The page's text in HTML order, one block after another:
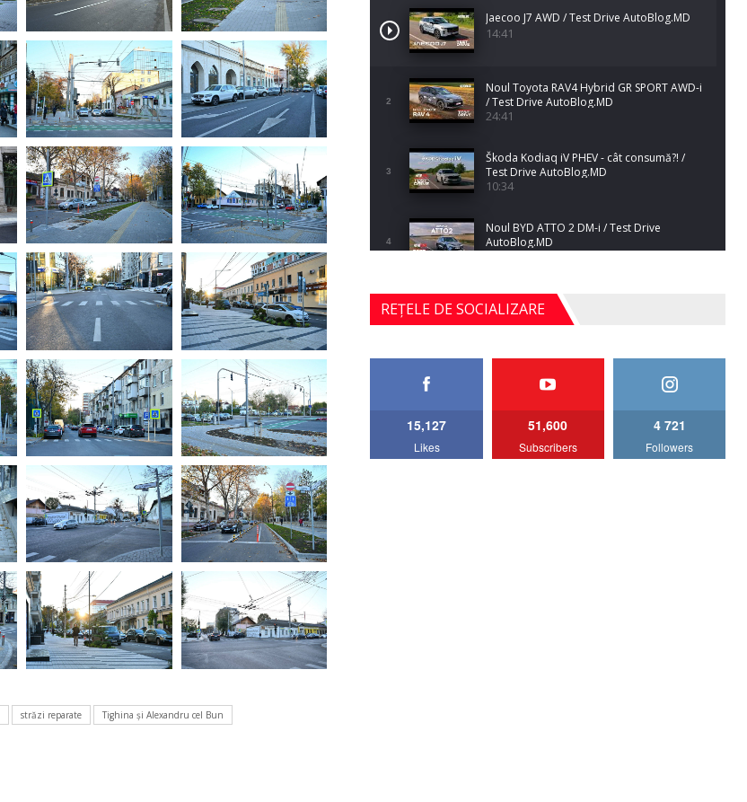
străzi reparate Tighina şi Alexandru cel Bun
Jaecoo J7 AWD / Test Drive AutoBlog.MD
14:41
2
Noul Toyota RAV4 Hybrid GR SPORT AWD-i
/ Test Drive AutoBlog.MD
24:41
3
Škoda Kodiaq iV PHEV - cât consumă?! /
Test Drive AutoBlog.MD
10:34
4
Noul BYD ATTO 2 DM-i / Test Drive
AutoBlog.MD
5
Noul Mercedes-Benz S-Class facelift (S 580
4MATIC V223) / Test Drive AutoBlog.MD
27:33
AutoBlog.MD
REȚELE DE SOCIALIZARE
15,127
Likes
51,600
Subscribers
4 721
Followers